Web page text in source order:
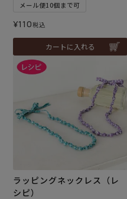
メール便10個まで可
¥110税込
カートに入れる
ラッピングネックレス（レ
シピ）